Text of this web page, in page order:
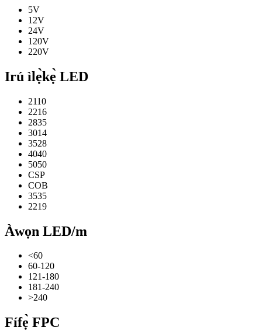
5V
12V
24V
120V
220V
Irú ìlẹ̀kẹ̀ LED
2110
2216
2835
3014
3528
4040
5050
CSP
COB
3535
2219
Àwọn LED/m
<60
60-120
121-180
181-240
>240
Fífẹ̀ FPC